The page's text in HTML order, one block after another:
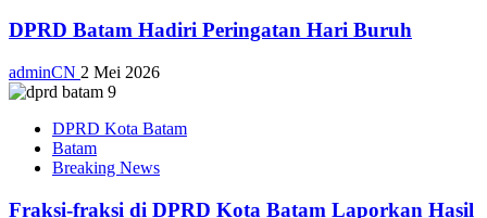
DPRD Batam Hadiri Peringatan Hari Buruh
adminCN 2 Mei 2026
DPRD Kota Batam
Batam
Breaking News
Fraksi-fraksi di DPRD Kota Batam Laporkan Hasil